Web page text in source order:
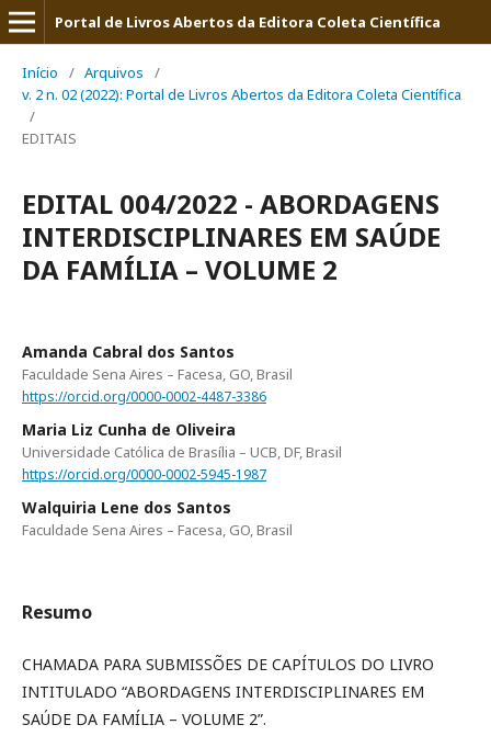
Portal de Livros Abertos da Editora Coleta Científica
Início / Arquivos
/
v. 2 n. 02 (2022): Portal de Livros Abertos da Editora Coleta Científica
/
EDITAIS
EDITAL 004/2022 - ABORDAGENS
INTERDISCIPLINARES EM SAÚDE
DA FAMÍLIA – VOLUME 2
Amanda Cabral dos Santos
Faculdade Sena Aires – Facesa, GO, Brasil
https://orcid.org/0000-0002-4487-3386
Maria Liz Cunha de Oliveira
Universidade Católica de Brasília – UCB, DF, Brasil
https://orcid.org/0000-0002-5945-1987
Walquiria Lene dos Santos
Faculdade Sena Aires – Facesa, GO, Brasil
Resumo
CHAMADA PARA SUBMISSÕES DE CAPÍTULOS DO LIVRO
INTITULADO “ABORDAGENS INTERDISCIPLINARES EM
SAÚDE DA FAMÍLIA – VOLUME 2”.